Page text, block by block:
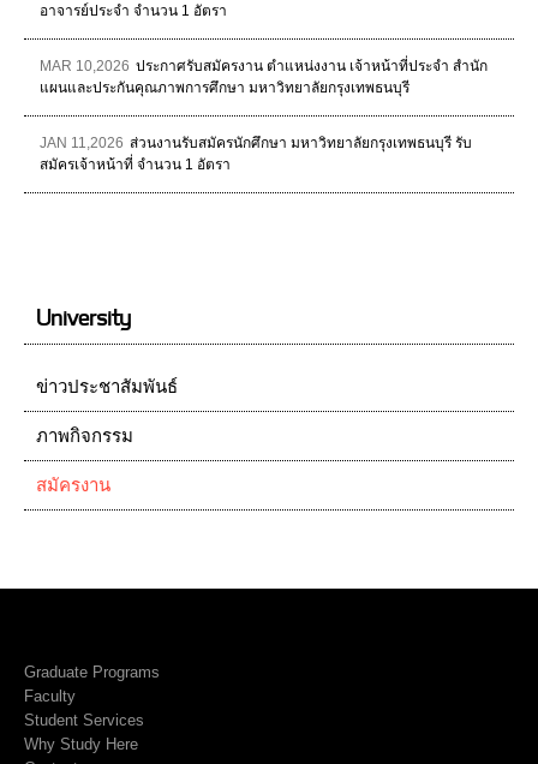
อาจารย์ประจำ จำนวน 1 อัตรา
MAR 10,2026 ประกาศรับสมัครงาน ตำแหน่งงาน เจ้าหน้าที่ประจำ สำนัก
แผนและประกันคุณภาพการศึกษา มหาวิทยาลัยกรุงเทพธนบุรี
JAN 11,2026 ส่วนงานรับสมัครนักศึกษา มหาวิทยาลัยกรุงเทพธนบุรี รับ
สมัครเจ้าหน้าที่ จำนวน 1 อัตรา
University
ข่าวประชาสัมพันธ์
ภาพกิจกรรม
สมัครงาน
Graduate Programs
Faculty
Student Services
Why Study Here